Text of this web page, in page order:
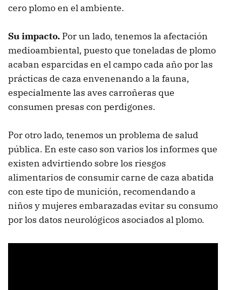
cero plomo en el ambiente.
Su impacto. Por un lado, tenemos la afectación
medioambiental, puesto que toneladas de plomo
acaban esparcidas en el campo cada año por las
prácticas de caza envenenando a la fauna,
especialmente las aves carroñeras que
consumen presas con perdigones.
Por otro lado, tenemos un problema de salud
pública. En este caso son varios los informes que
existen advirtiendo sobre los riesgos
alimentarios de consumir carne de caza abatida
con este tipo de munición, recomendando a
niños y mujeres embarazadas evitar su consumo
por los datos neurológicos asociados al plomo.